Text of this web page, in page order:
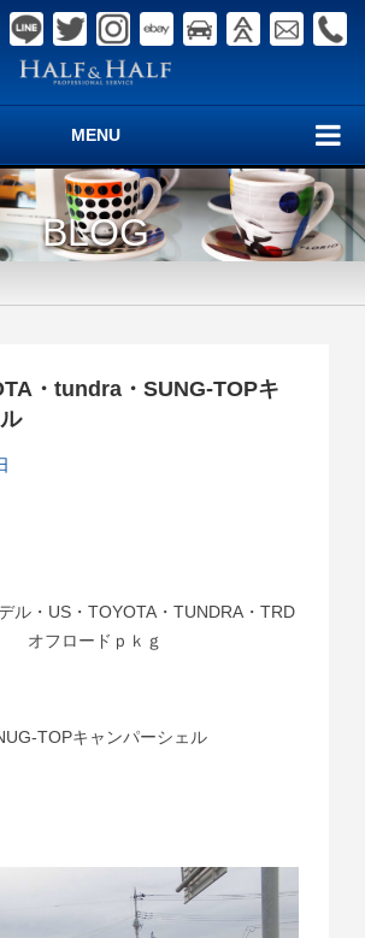
MENU
BLOG
・tundra・SUNG-TOPキ
ル・US・TOYOTA・TUNDRA・TRD
オフロードｐｋｇ
TOPキャンパーシェル